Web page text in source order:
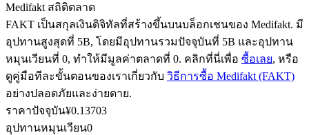
คัดลอกการซื้อขาย
เข้าร่วมกับเทรดเดอร์ชั้นนำ
Medifakt สถิติตลาด
FAKT เป็นสกุลเงินดิจิทัลที่สร้างขึ้นบนบล็อกเชนของ Medifakt. มี
อุปทานสูงสุดที่ 5B, โดยมีอุปทานรวมปัจจุบันที่ 5B และอุปทาน
หมุนเวียนที่ 0, ทำให้มีมูลค่าตลาดที่ 0. คลิกที่นี่เพื่อ ซื้อเลย, หรือ
ดูคู่มือทีละขั้นตอนของเราเกี่ยวกับ วิธีการซื้อ Medifakt (FAKT)
อย่างปลอดภัยและง่ายดาย.
ราคาปัจจุบัน¥0.13703
อุปทานหมุนเวียน0